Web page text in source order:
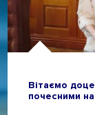
Вітаємо
почесними